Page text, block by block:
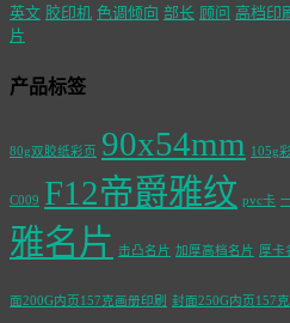
英文 胶印机 色调倾向 部长 顾问 高档印
片
产品标签
80g双胶纸彩页 90x54mm 105g
C009 F12帝爵雅纹 pvc卡
雅名片 击凸名片 加厚高档名片 厚卡
面200G内页157克画册印刷 封面250G内页157